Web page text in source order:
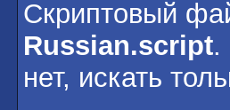
Скриптовый
Russian.script.
нет, искать